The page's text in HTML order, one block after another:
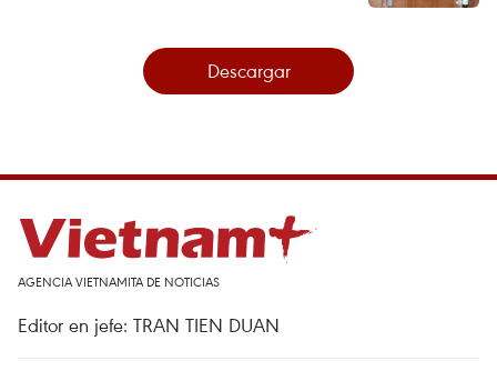
Descargar
AGENCIA VIETNAMITA DE NOTICIAS
Editor en jefe: TRAN TIEN DUAN